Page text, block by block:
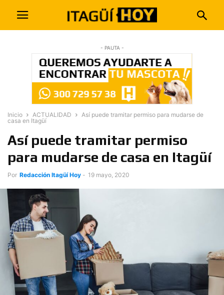
- PAUTA -
Inicio ACTUALIDAD
Así puede tramitar permiso para mudarse de
casa en Itagüí
Así puede tramitar permiso
para mudarse de casa en Itagüí
Por Redacción Itagüí Hoy - 19 mayo, 2020